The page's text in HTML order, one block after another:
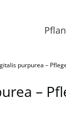
purpurea –
–